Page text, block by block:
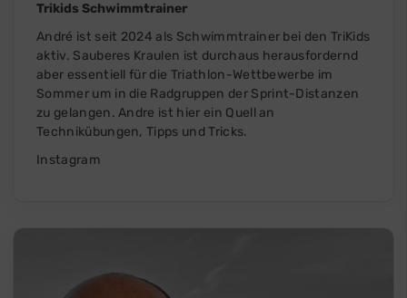
Trikids Schwimmtrainer
André ist seit 2024 als Schwimmtrainer bei den TriKids
aktiv. Sauberes Kraulen ist durchaus herausfordernd
aber essentiell für die Triathlon-Wettbewerbe im
Sommer um in die Radgruppen der Sprint-Distanzen
zu gelangen. Andre ist hier ein Quell an
Technikübungen, Tipps und Tricks.
Instagram